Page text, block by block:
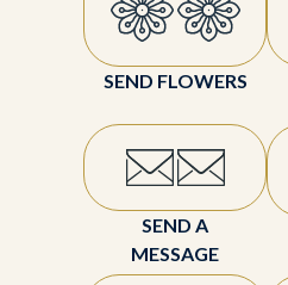
SEND FLOWERS
SEND A
MESSAGE